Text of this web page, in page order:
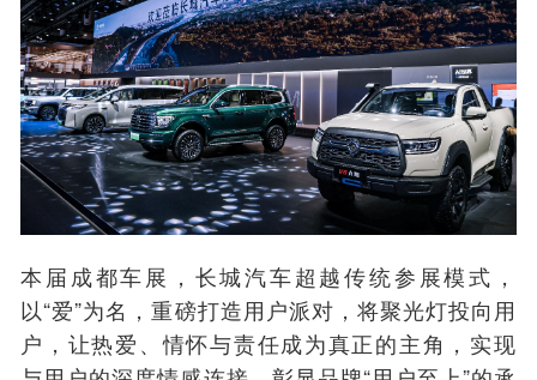
本届成都车展，长城汽车超越传统参展模式，
以“爱”为名，重磅打造用户派对，将聚光灯投向用
户，让热爱、情怀与责任成为真正的主角，实现